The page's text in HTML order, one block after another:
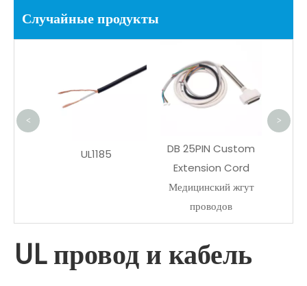
Случайные продукты
UL1185
DB 25PIN Custom
Extension Cord
Медицинский жгут
проводов
< >
UL провод и кабель